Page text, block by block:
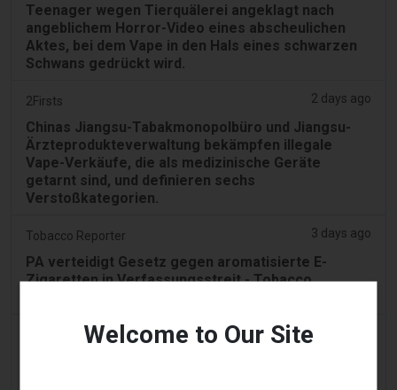
Teenager wegen Tierquälerei angeklagt nach
angeblichem Horror-Video eines abscheulichen
Aktes, bei dem Vape in den Hals eines schwarzen
Schwans gedrückt wird.
2Firsts 2 days ago
Chinas Jiangsu-Tabakmonopolbüro und Jiangsu-
Ärzteprodukteverwaltung bekämpfen illegale
Vape-Verkäufe, die als medizinische Geräte
getarnt sind, und definieren sechs
Verstoßkategorien.
Tobacco Reporter 3 days ago
PA verteidigt Gesetz gegen aromatisierte E-
Zigaretten in Verfassungsstreit - Tobacco
Confidentenamibia 3 days ago
Welcome to Our Site